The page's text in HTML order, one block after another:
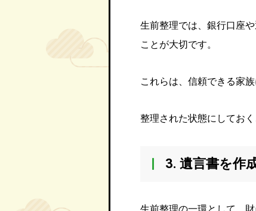
生前整理では、銀行口座
ことが大切です。
これらは、信頼できる家
整理された状態にしてお
3. 遺言書を作